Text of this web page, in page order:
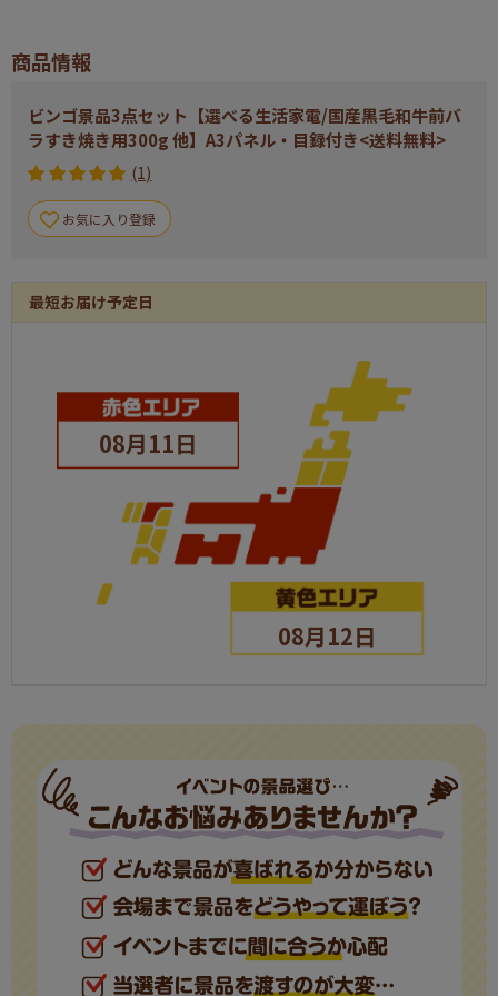
商品情報
ビンゴ景品3点セット【選べる生活家電/国産黒毛和牛前バ
ラすき焼き用300g 他】A3パネル・目録付き<送料無料>
(1)
お気に入り登録
最短お届け予定日
08月11日
08月12日